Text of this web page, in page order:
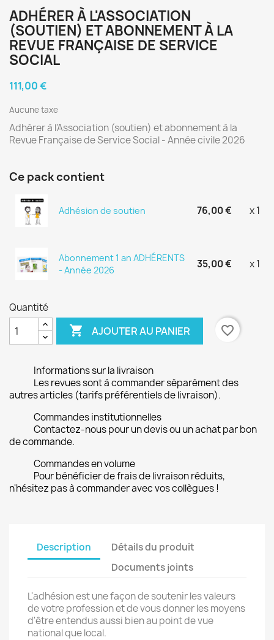
ADHÉRER À L'ASSOCIATION
(SOUTIEN) ET ABONNEMENT À LA
REVUE FRANÇAISE DE SERVICE
SOCIAL
111,00 €
Aucune taxe
Adhérer à l'Association (soutien) et abonnement à la
Revue Française de Service Social - Année civile 2026
Ce pack contient
Adhésion de soutien 76,00 € x 1
Abonnement 1 an ADHÉRENTS
- Année 2026
35,00 € x 1
Quantité
 AJOUTER AU PANIER favorite_border
Informations sur la livraison
Les revues sont à commander séparément des
autres articles (tarifs préférentiels de livraison).
Commandes institutionnelles
Contactez-nous pour un devis ou un achat par bon
de commande.
Commandes en volume
Pour bénéficier de frais de livraison réduits,
n'hésitez pas à commander avec vos collègues !
Description
Détails du produit
Documents joints
L'adhésion est une façon de soutenir les valeurs
de votre profession et de vous donner les moyens
d'être entendus aussi bien au point de vue
national que local.